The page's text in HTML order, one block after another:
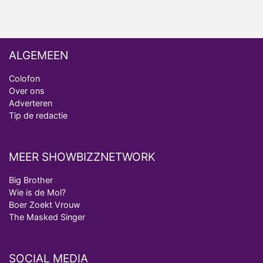
ALGEMEEN
Colofon
Over ons
Adverteren
Tip de redactie
MEER SHOWBIZZNETWORK
Big Brother
Wie is de Mol?
Boer Zoekt Vrouw
The Masked Singer
SOCIAL MEDIA